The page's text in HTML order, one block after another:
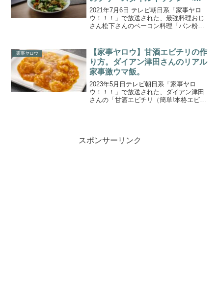
コンレシピ
2021年7月6日 テレビ朝日系「家事ヤロ
ウ！！！」で放送された、最強料理おじ
さん松下さんのベーコン料理「パン粉ド
ンは、ポンポコ団キングさんVS謎の最強
料理オジサン松...
家事ヤロウ
【家事ヤロウ】甘酒エビチリの作
り方。ダイアン津田さんのリアル
家事激ウマ飯。
2023年5月日テレビ朝日系「家事ヤロ
ウ！！！」で放送された、ダイアン津田
さんの「甘酒エビチリ（簡単!本格エビチ
スポンサーリンク